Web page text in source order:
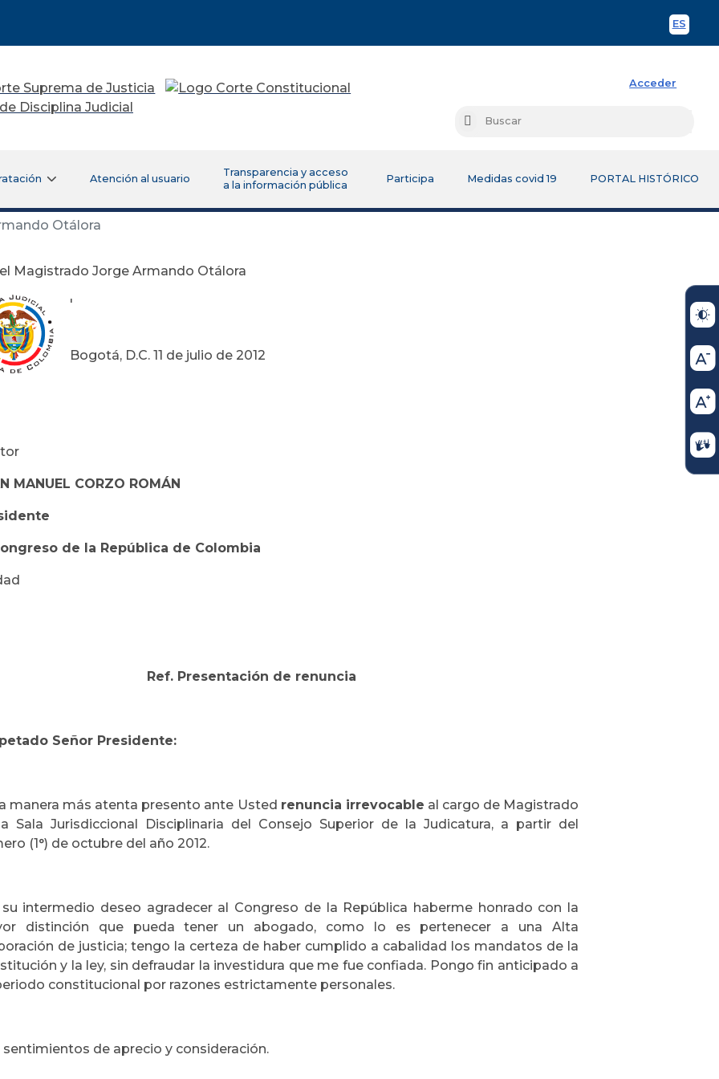
ES
Acceder
Buscar
Atención al usuario
Transparencia y acceso
a la información pública
Participa Medidas covid 19 PORTAL HISTÓRICO
Otálora
Magistrado Jorge Armando Otálora
'
Bogotá, D.C. 11 de julio de 2012
MANUEL CORZO ROMÁN
de la República de Colombia
Ref. Presentación de renuncia
Señor Presidente:
manera más atenta presento ante Usted renuncia irrevocable al cargo de Magistrado
Sala Jurisdiccional Disciplinaria del Consejo Superior de la Judicatura, a partir del
(1°) de octubre del año 2012.
intermedio deseo agradecer al Congreso de la República haberme honrado con la
distinción que pueda tener un abogado, como lo es pertenecer a una Alta
de justicia; tengo la certeza de haber cumplido a cabalidad los mandatos de la
y la ley, sin defraudar la investidura que me fue confiada. Pongo fin anticipado a
constitucional por razones estrictamente personales.
sentimientos de aprecio y consideración.